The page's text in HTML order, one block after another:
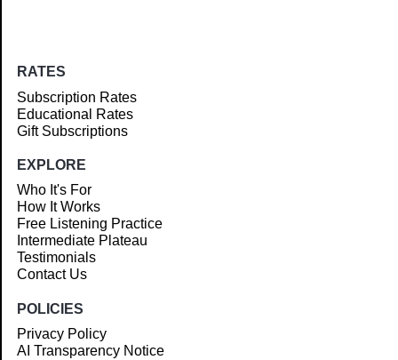
RATES
Subscription Rates
Educational Rates
Gift Subscriptions
EXPLORE
Who It's For
How It Works
Free Listening Practice
Intermediate Plateau
Testimonials
Contact Us
POLICIES
Privacy Policy
AI Transparency Notice